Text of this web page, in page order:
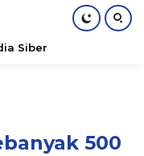
Siber
500